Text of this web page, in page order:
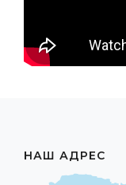
НАШ АДРЕС